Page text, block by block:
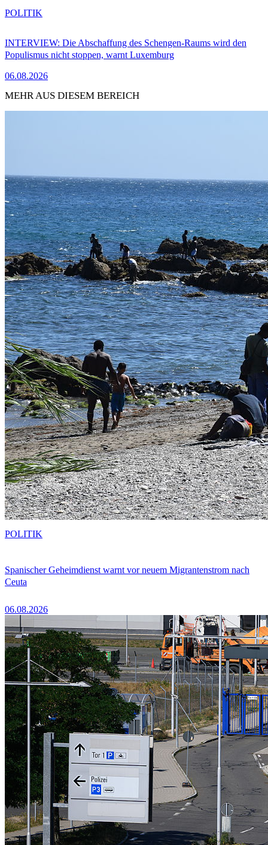
INTERVIEW: Die Abschaffung des Schengen-Raums wird den
Populismus nicht stoppen, warnt Luxemburg
06.08.2026
POLITIK
MEHR AUS DIESEM BEREICH
Spanischer Geheimdienst warnt vor neuem Migrantenstrom nach
Ceuta
06.08.2026
POLITIK